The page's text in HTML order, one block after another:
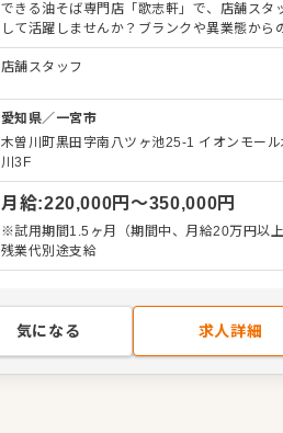
できる油そば専門店「歌志軒」で、店舗スタ
して活躍しませんか？ブランクや異業態から
でも、丁寧なフォローがあるのでご安心くだ
入社後は、ホールでの接客・提供・洗い物か
を経て、「湯切り」修業で油そば調理を習得し
す。お客様の「うまい！」をつくるプロフェ
ナルを目指しましょう。 ゆくゆくはアルバイ
や店舗運営の補佐もお任せ。希望があれば、
SV、海外店舗の立ち上げなど、多彩なキャリ
スもご用意しています。 ＜おすすめポイント＞
「湯切り」で一人前を目指す、分かりやすい
テップがあります。店長、SV、海外店舗の立
店舗スタッフ
愛知県／ 一宮市
木曽川町黒田字南八ツヶ池25-1 イオンモール
川3F
月給:220,000円〜350,000円
※試用期間1.5ヶ月（期間中、月給20万円以
残業代別途支給
気になる 求人詳細